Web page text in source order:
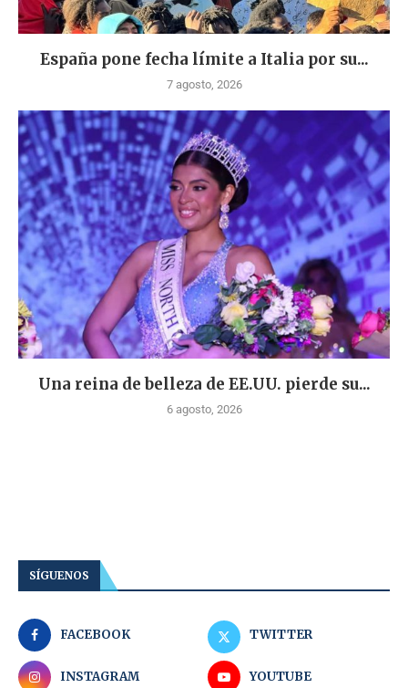
España pone fecha límite a Italia por su...
7 agosto, 2026
Una reina de belleza de EE.UU. pierde su...
6 agosto, 2026
SÍGUENOS
FACEBOOK TWITTER
INSTAGRAM YOUTUBE